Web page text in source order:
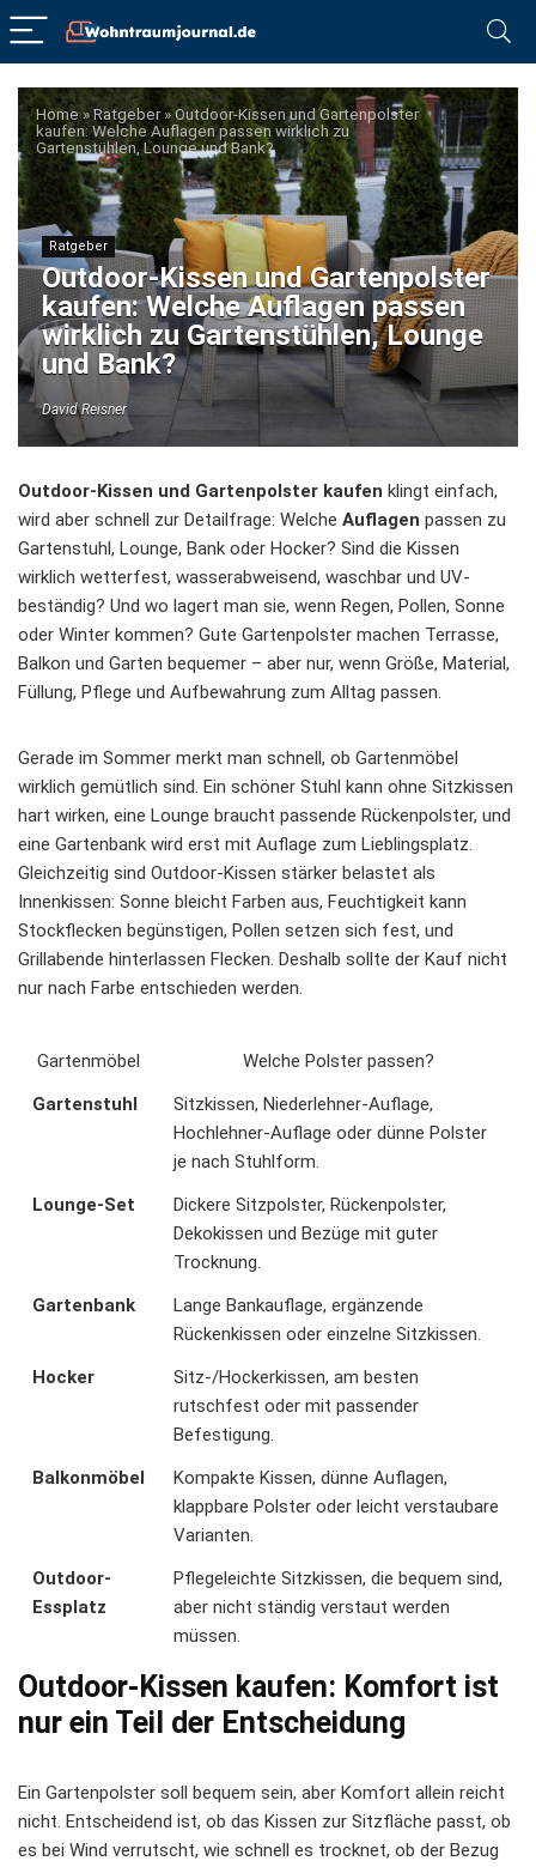
Home»Ratgeber»Outdoor-Kissen und Gartenpolster
kaufen: Welche Auflagen passen wirklich zu
Gartenstühlen, Lounge und Bank?
Ratgeber
Outdoor-Kissen und Gartenpolster
kaufen: Welche Auflagen passen
wirklich zu Gartenstühlen, Lounge
und Bank?
David Reisner
Outdoor-Kissen und Gartenpolster kaufen klingt einfach,
wird aber schnell zur Detailfrage: Welche Auflagen passen zu
Gartenstuhl, Lounge, Bank oder Hocker? Sind die Kissen
wirklich wetterfest, wasserabweisend, waschbar und UV-
beständig? Und wo lagert man sie, wenn Regen, Pollen, Sonne
oder Winter kommen? Gute Gartenpolster machen Terrasse,
Balkon und Garten bequemer – aber nur, wenn Größe, Material,
Füllung, Pflege und Aufbewahrung zum Alltag passen.
Gerade im Sommer merkt man schnell, ob Gartenmöbel
wirklich gemütlich sind. Ein schöner Stuhl kann ohne Sitzkissen
hart wirken, eine Lounge braucht passende Rückenpolster, und
eine Gartenbank wird erst mit Auflage zum Lieblingsplatz.
Gleichzeitig sind Outdoor-Kissen stärker belastet als
Innenkissen: Sonne bleicht Farben aus, Feuchtigkeit kann
Stockflecken begünstigen, Pollen setzen sich fest, und
Grillabende hinterlassen Flecken. Deshalb sollte der Kauf nicht
nur nach Farbe entschieden werden.
Gartenmöbel
Welche Polster passen?
Gartenstuhl
Sitzkissen, Niederlehner-Auflage,
Hochlehner-Auflage oder dünne Polster
je nach Stuhlform.
Lounge-Set
Dickere Sitzpolster, Rückenpolster,
Dekokissen und Bezüge mit guter
Trocknung.
Gartenbank
Lange Bankauflage, ergänzende
Rückenkissen oder einzelne Sitzkissen.
Hocker
Sitz-/Hockerkissen, am besten
rutschfest oder mit passender
Befestigung.
Balkonmöbel
Kompakte Kissen, dünne Auflagen,
klappbare Polster oder leicht verstaubare
Varianten.
Outdoor-
Essplatz
Pflegeleichte Sitzkissen, die bequem sind,
aber nicht ständig verstaut werden
müssen.
Outdoor-Kissen kaufen: Komfort ist
nur ein Teil der Entscheidung
Ein Gartenpolster soll bequem sein, aber Komfort allein reicht
nicht. Entscheidend ist, ob das Kissen zur Sitzfläche passt, ob
es bei Wind verrutscht, wie schnell es trocknet, ob der Bezug